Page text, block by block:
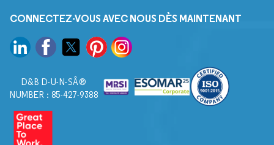
CONNECTEZ-VOUS AVEC NOUS DÈS MAINTENANT
D&B D-U-N-SÂ®
NUMBER : 85-427-9388